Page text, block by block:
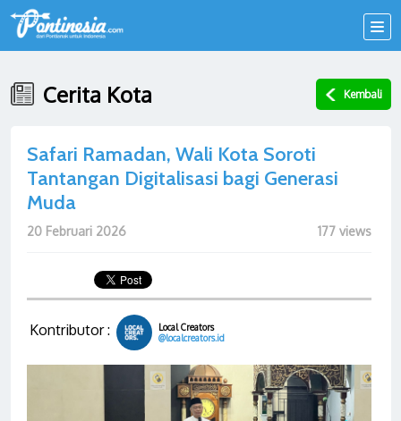
Cerita Kota Kembali
Safari Ramadan, Wali Kota Soroti
Tantangan Digitalisasi bagi Generasi
Muda
20 Februari 2026 177 views
Kontributor :
Local Creators
@localcreators.id